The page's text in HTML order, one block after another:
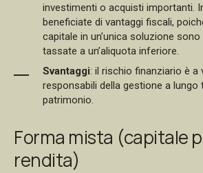
investimenti o acquisti importanti.
beneficiate di vantaggi fiscali,
capitale in un’unica soluzione
tassate a un’aliquota inferiore.
Svantaggi: il rischio finanziario è
responsabili della gestione a lungo
patrimonio.
Forma mista (capitale
rendita)